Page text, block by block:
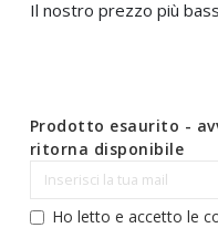
Il nostro prezzo più
Prodotto esaurito -
ritorna disponibile
Ho letto e accetto le